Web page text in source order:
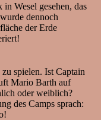
Wesel gesehen, das
dennoch
der Erde
spielen. Ist Captain
Mario Barth auf
oder weiblich?
des Camps sprach: